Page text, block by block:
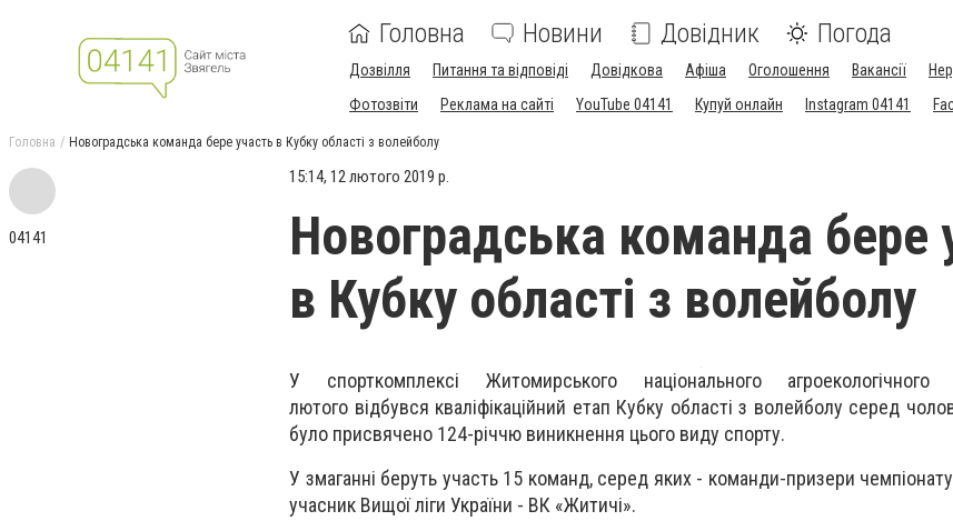
Головна Новини Довідник Погода
Дозвілля Питання та відповіді Довідкова Афіша Оголошення Вакансії
Фотозвіти
Реклама на сайті YouTube 04141 Купуй онлайн Instagram 04141
Головна Новоградська команда бере участь в Кубку області з волейболу
04141
15:14, 12 лютого 2019 р.
Новоградська команда бере
в Кубку області з волейболу
У спорткомплексі Житомирського національного агроекологічного
лютого відбувся кваліфікаційний етап Кубку області з волейболу серед
було присвячено 124-річчю виникнення цього виду спорту.
У змаганні беруть участь 15 команд, серед яких - команди-призери
учасник Вищої ліги України - ВК «Житичі».